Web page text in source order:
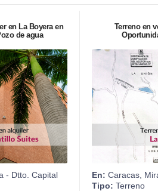
en La Boyera en
de agua
- Dtto. Capital
Terreno en
En: Caracas,
Tipo: Terreno